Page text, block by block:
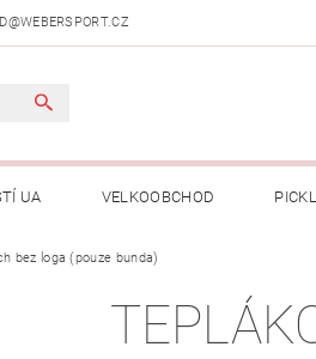
UA VELKOOBCHOD
bez loga (pouze bunda)